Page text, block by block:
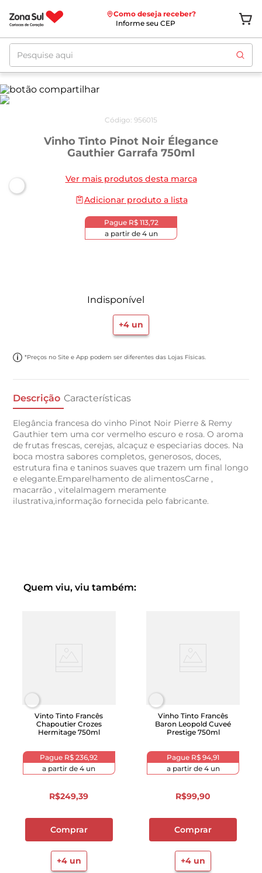
Como deseja receber?
Informe seu CEP
Pesquise aqui
Código: 956015
Vinho Tinto Pinot Noir Élegance
Gauthier Garrafa 750ml
Ver mais produtos desta marca
Adicionar produto a lista
Pague R$ 113,72
a partir de 4un
Indisponível
+4 un
*Preços no Site e App podem ser diferentes das Lojas Físicas.
Descrição Características
Elegância francesa do vinho Pinot Noir Pierre & Remy
Gauthier tem uma cor vermelho escuro e rosa. O aroma
de frutas frescas, cerejas, alcaçuz e especiarias doces. Na
boca mostra sabores completos, generosos, doces,
estrutura fina e taninos suaves que trazem um final longo
e elegante.Emparelhamento de alimentosCarne ,
macarrão , vitelaImagem meramente
ilustrativa,informação fornecida pelo fabricante.
Quem viu, viu também:
Vinto Tinto Francês
Chapoutier Crozes
Hermitage 750ml
Pague R$ 236,92
a partir de4 un
R$249,39
Comprar
+4un
Vinho Tinto Francês
Baron Leopold Cuveé
Prestige 750ml
Pague R$ 94,91
a partir de 4un
R$99,90
Comprar
+4 un